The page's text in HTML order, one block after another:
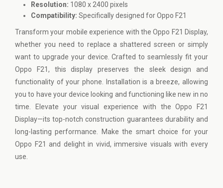
Resolution: 1080 x 2400 pixels
Compatibility: Specifically designed for Oppo F21
Transform your mobile experience with the Oppo F21 Display,
whether you need to replace a shattered screen or simply
want to upgrade your device. Crafted to seamlessly fit your
Oppo F21, this display preserves the sleek design and
functionality of your phone. Installation is a breeze, allowing
you to have your device looking and functioning like new in no
time. Elevate your visual experience with the Oppo F21
Display—its top-notch construction guarantees durability and
long-lasting performance. Make the smart choice for your
Oppo F21 and delight in vivid, immersive visuals with every
use.